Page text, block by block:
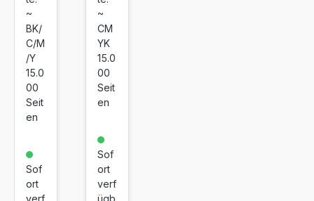
ko
ati
bel
für
Bro
the
r
-
24
8C
~
BK/
C/M
/Y
15.0
00
Seit
en
Sof
ort
verf
dtr
mel
Bro
the
r
DR
24
8C
L
Vie
~
CM
YK
15.0
00
Seit
en
Sof
ort
verf
ügb